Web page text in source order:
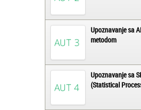
Upoznavanje sa
metodom
Upoznavanje sa
(Statistical